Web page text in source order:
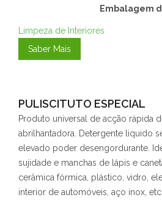
Embalagem
Limpeza de Interiores
Saber Mais
PULISCITUTO ESPECIAL
Produto universal de acção rápida
abrilhantadora. Detergente liquido
elevado poder desengordurante.
sujidade e manchas de lápis e
cerâmica fórmica, plástico, vidro,
interior de automóveis, aço inox, etc.